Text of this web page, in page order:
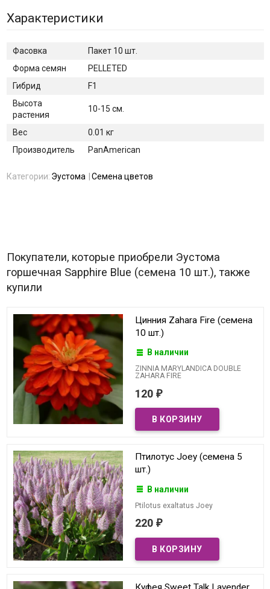
Характеристики
Фасовка
Пакет 10 шт.
Форма семян
PELLETED
Гибрид
F1
Высота
растения
10-15 см.
Вес
0.01 кг
Производитель
PanAmerican
Категории: Эустома Семена цветов
Покупатели, которые приобрели Эустома
горшечная Sapphire Blue (семена 10 шт.), также
купили
Цинния Zahara Fire (семена
10 шт.)
В наличии
ZINNIA MARYLANDICA DOUBLE
ZAHARA FIRE
120 ₽
Птилотус Joey (семена 5
шт.)
В наличии
Ptilotus exaltatus Joey
220 ₽